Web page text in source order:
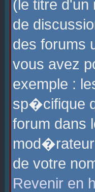
(le titre
de
des forums
vous avez
exemple :
sp�cifique
forum dans
mod�rateur
de votre
Revenir en